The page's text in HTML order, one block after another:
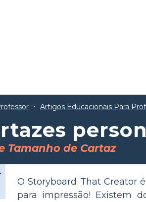
Artigos Educacionais Para
Tamanho de Cartaz
O Storyboard That Creator
para impressão! Existem